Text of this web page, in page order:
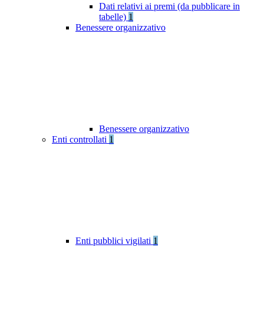
Dati relativi ai premi (da pubblicare in
tabelle) 1
Benessere organizzativo
Benessere organizzativo
Enti controllati 1
Enti pubblici vigilati 1